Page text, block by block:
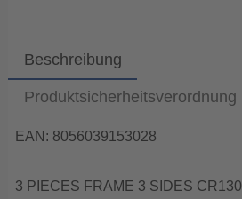
Beschreibung
Produktsicherheitsverordnung
EAN: 8056039153028
3 PIECES FRAME 3 SIDES